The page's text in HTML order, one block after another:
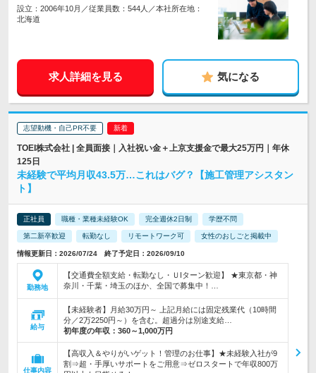
設立：2006年10月／従業員数：544人／本社所在地：
北海道
求人詳細を見る 気になる
志望動機・自己PR不要
TOEI株式会社 | 全員面接｜入社祝い金＋上京支援金で最大25万円｜年休
125日
未経験で平均月収43.5万…これはバグ？【施工管理アシスタン
ト】
正社員 職種・業種未経験OK 完全週休2日制 学歴不問
第二新卒歓迎 転勤なし リモートワーク可 女性のおしごと掲載中
情報更新日：2026/07/24 終了予定日：2026/09/10
勤務地
【交通費全額支給・転勤なし・ＵIターン歓迎】 ★東京都・神
奈川・千葉・埼玉のほか、全国で募集中！…
給与
【未経験者】月給30万円～ 上記月給には固定残業代（10時間
分／2万2250円～）を含む。超過分は別途支給…
初年度の年収： 360～1,000万円
仕事内容
【高収入＆やりがいゲット！管理のお仕事】★未経験入社が9
割⇒超・手厚いサポートをご用意⇒ゼロスタートで年収800万